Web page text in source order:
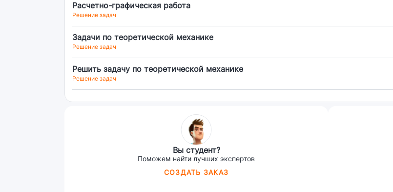
Расчетно-графическая работа
Решение задач
Задачи по теоретической механике
Решение задач
Решить задачу по теоретической механике
Решение задач
Вы студент?
Поможем найти лучших экспертов
СОЗДАТЬ ЗАКАЗ